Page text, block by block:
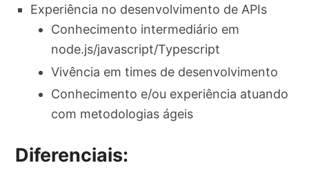
Experiência no desenvolvimento de APIs
Conhecimento intermediário em
node.js/javascript/Typescript
Vivência em times de desenvolvimento
Conhecimento e/ou experiência atuando
com metodologias ágeis
Diferenciais: